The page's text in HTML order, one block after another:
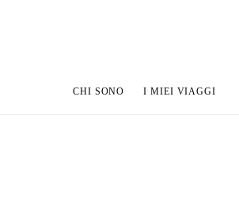
CHI SONO I MIEI VIAGGI